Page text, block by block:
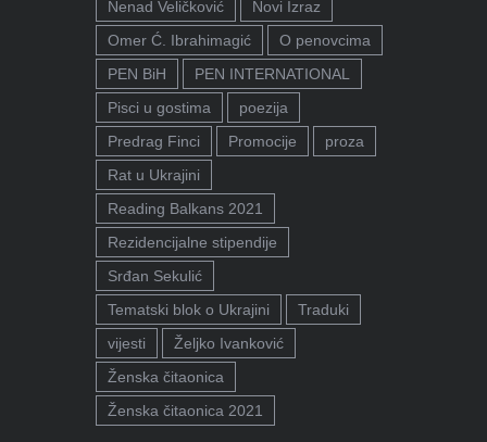
Nenad Veličković
Novi Izraz
Omer Ć. Ibrahimagić
O penovcima
PEN BiH
PEN INTERNATIONAL
Pisci u gostima
poezija
Predrag Finci
Promocije
proza
Rat u Ukrajini
Reading Balkans 2021
Rezidencijalne stipendije
Srđan Sekulić
Tematski blok o Ukrajini
Traduki
vijesti
Željko Ivanković
Ženska čitaonica
Ženska čitaonica 2021